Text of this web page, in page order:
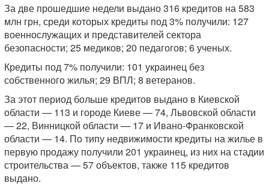
За две прошедшие недели выдано 316 кредитов на 583
млн грн, среди которых кредиты под 3% получили: 127
военнослужащих и представителей сектора
безопасности; 25 медиков; 20 педагогов; 6 ученых.
Кредиты под 7% получили: 101 украинец без
собственного жилья; 29 ВПЛ; 8 ветеранов.
За этот период больше кредитов выдано в Киевской
области — 113 и городе Киеве — 74, Львовской области
— 22, Винницкой области — 17 и Ивано-Франковской
области — 14. По типу недвижимости кредиты на жилье в
первую продажу получили 201 украинец, из них на стадии
строительства — 57 объектов, также 115 кредитов
выдано.